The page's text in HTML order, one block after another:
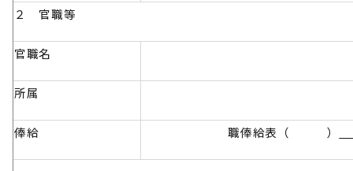
２ 官職等
官職名
所属
俸給 職俸給表（ ）